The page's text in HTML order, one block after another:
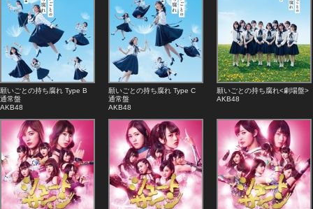
願いごとの持ち腐れ Type B
通常盤
AKB48
願いごとの持ち腐れ Type C
通常盤
AKB48
願いごとの持ち腐れ<劇場盤>
AKB48